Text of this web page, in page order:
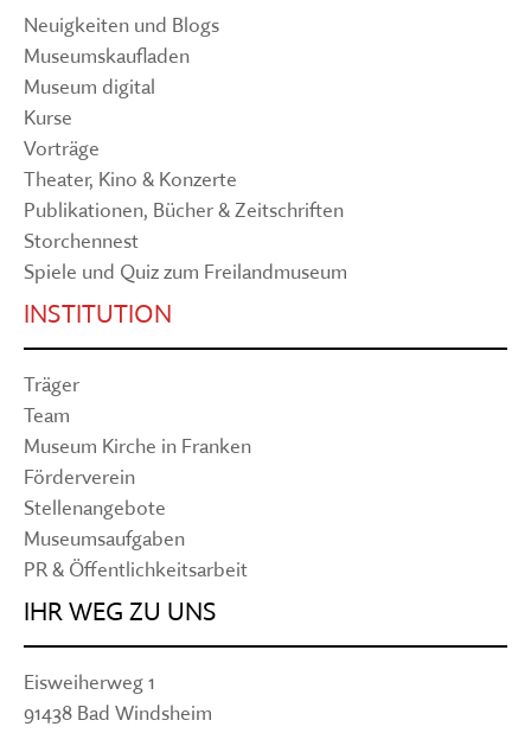
Neuigkeiten und Blogs
Museumskaufladen
Museum digital
Kurse
Vorträge
Theater, Kino & Konzerte
Publikationen, Bücher & Zeitschriften
Storchennest
Spiele und Quiz zum Freilandmuseum
INSTITUTION
Träger
Team
Museum Kirche in Franken
Förderverein
Stellenangebote
Museumsaufgaben
PR & Öffentlichkeitsarbeit
IHR WEG ZU UNS
Eisweiherweg 1
91438 Bad Windsheim